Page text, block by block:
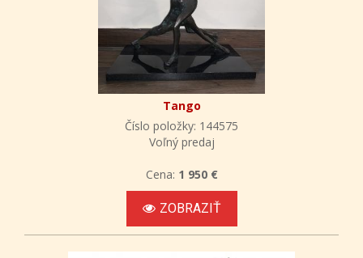
Tango
Číslo položky: 144575
Voľný predaj
Cena: 1 950 €
ZOBRAZIŤ